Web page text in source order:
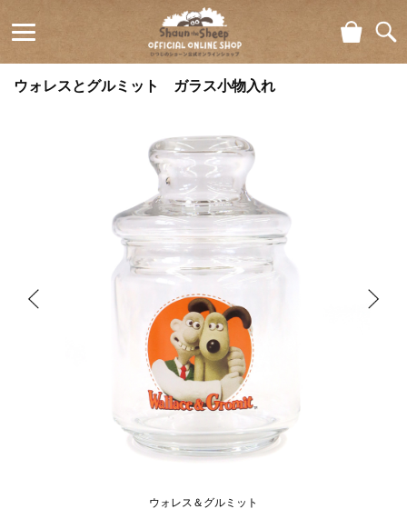
ひつじの
ショーン
ラインシ
ョップ
Shaun
the Sheep
Official
Online
Shop
ウォレスとグルミット ガラス小物入れ
ウォレス＆グルミット